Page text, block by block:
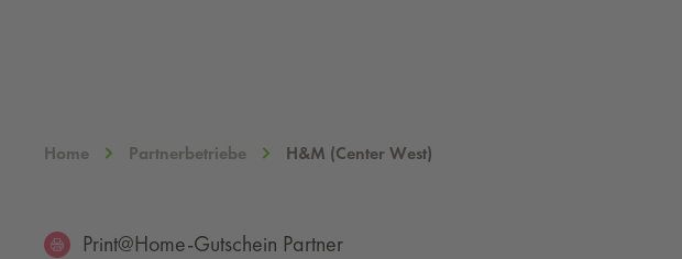
Home Partnerbetriebe H&M (Center West)
Print@Home-Gutschein Partner